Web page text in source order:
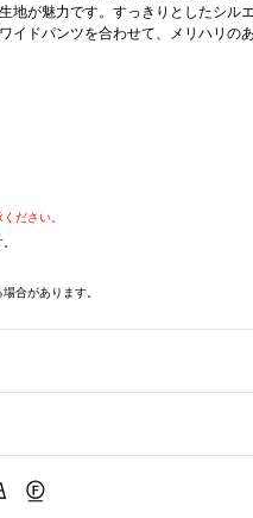
地が魅力です。すっきりとしたシル
イドパンツを合わせて、メリハリの
ださい。
合があります。